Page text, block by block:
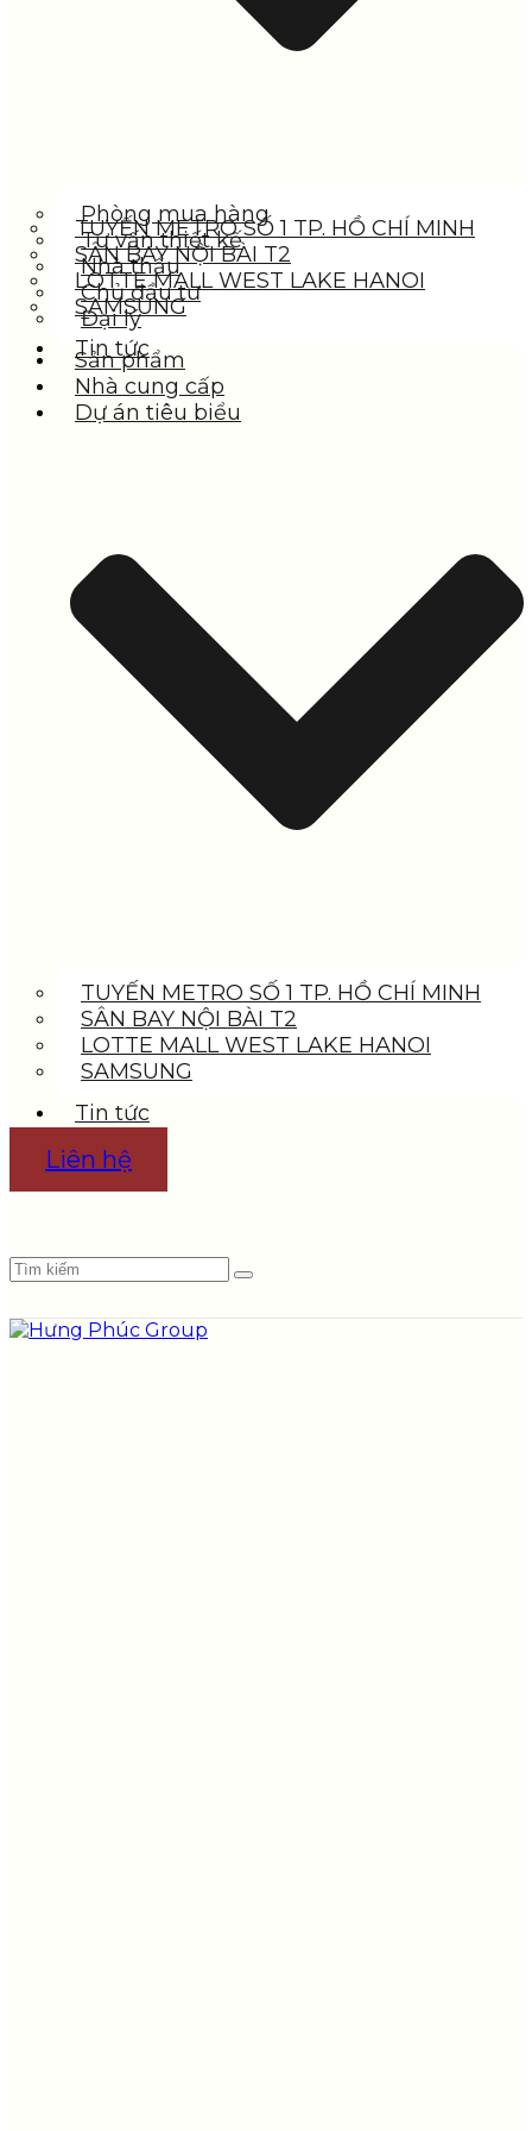
TUYẾN METRO SỐ 1 TP. HỒ CHÍ MINH
SÂN BAY NỘI BÀI T2
LOTTE MALL WEST LAKE HANOI
SAMSUNG
Tin tức
Phòng mua hàng
Tư vấn thiết kế
Nhà thầu
Chủ đầu tư
Đại lý
Sản phẩm
Nhà cung cấp
Dự án tiêu biểu
TUYẾN METRO SỐ 1 TP. HỒ CHÍ MINH
SÂN BAY NỘI BÀI T2
LOTTE MALL WEST LAKE HANOI
SAMSUNG
Tin tức
Liên hệ